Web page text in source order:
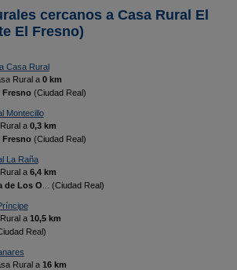
cercanos a Casa Rural El
El Fresno)
Casa Rural
Rural a 0 km
Fresno(Ciudad Real)
Montecillo
a 0,3 km
Fresno(Ciudad Real)
La Raña
a 6,4 km
de Los O ... (Ciudad Real)
a 10,5 km
Real)
Rural a 16 km